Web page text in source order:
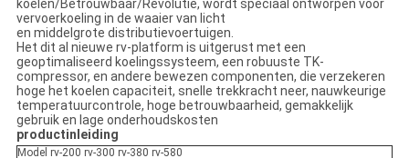
koelen/Betrouwbaar/Revolutie, wordt speciaal ontworpen voor
vervoerkoeling in de waaier van licht
en middelgrote distributievoertuigen.
Het dit al nieuwe rv-platform is uitgerust met een
geoptimaliseerd koelingssysteem, een robuuste TK-
compressor, en andere bewezen componenten, die verzekeren
hoge het koelen capaciteit, snelle trekkracht neer, nauwkeurige
temperatuurcontrole, hoge betrouwbaarheid, gemakkelijk
gebruik en lage onderhoudskosten
productinleiding
Model rv-200 rv-300 rv-380 rv-580